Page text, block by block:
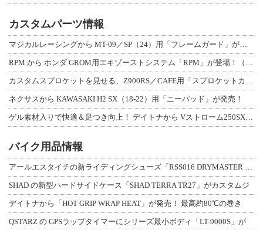
カスタムパーツ情報
ネクサスから KAWASAKI H2 SX（18-22）用「ニーパッド」が発売！
バイク用品情報
SHAD の新型ハードサイドケース「SHAD TERRA TR27」がカスタムジ
デイトナから「HOT GRIP WRAP HEAT」が発売！ 最高約80℃の巻き
QSTARZ の GPSラップタイマーにシリーズ最小ボディ「LT-9000S」が